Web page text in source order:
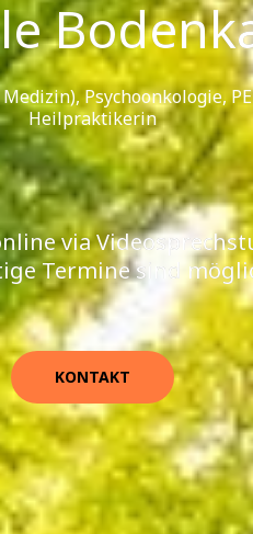
Psychoonkologie,
Heilpraktikerin
via
Termine sind
KONTAKT